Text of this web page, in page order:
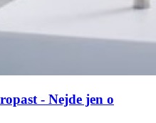
- Nejde jen o